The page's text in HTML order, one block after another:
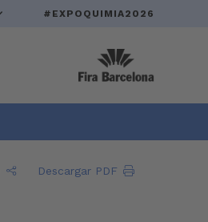
#EXPOQUIMIA2026
Descargar PDF